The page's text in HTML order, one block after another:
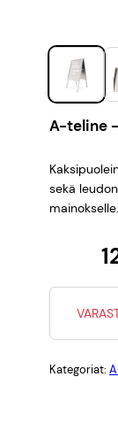
A-teline
sekä
mainokselle.
Kategoriat: